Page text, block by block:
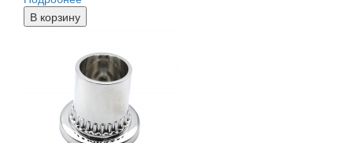
В корзину